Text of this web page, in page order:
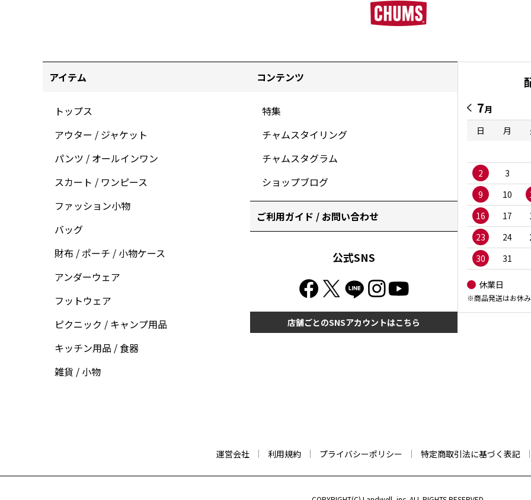
アイテム
トップス
アウター / ジャケット
パンツ / オールインワン
スカート / ワンピース
ファッション小物
バッグ
財布 / ポーチ / 小物ケース
アンダーウェア
フットウェア
ピクニック / キャンプ用品
キッチン用品 / 食器
雑貨 / 小物
コンテンツ
特集
チャムスタイリング
チャムスタグラム
ショップブログ
ご利用ガイド / お問い合わせ
公式SNS
店舗ごとのSNSアカウントはこちら
7月
日
月
2
3
9
10
16
17
23
24
30
31
休業日
※商品発送はお休
運営会社 利用規約 プライバシーポリシー 特定商取引法に基づく表記